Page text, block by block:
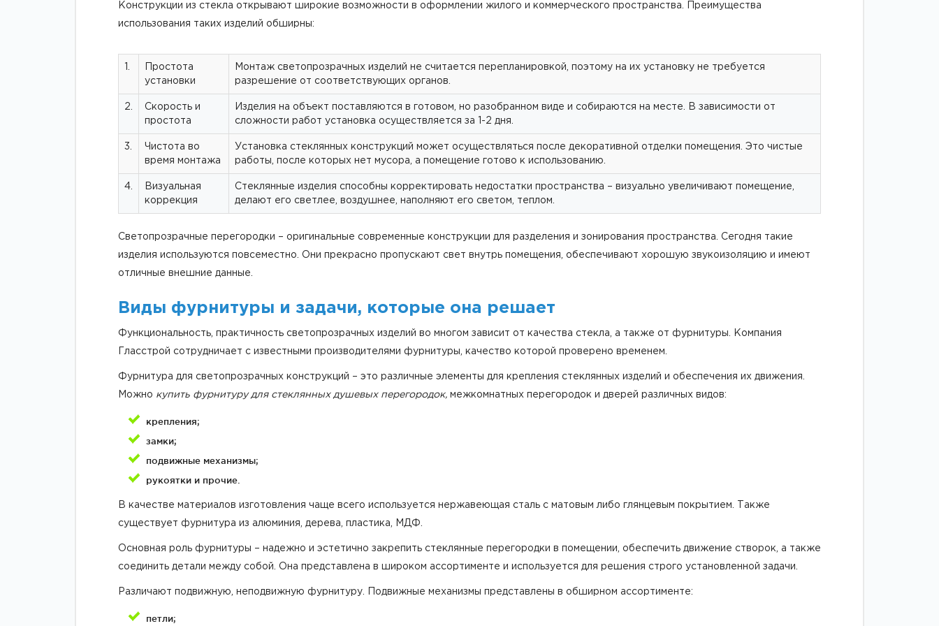
Конструкции из стекла открывают широкие возможности в оформлении жилого и коммерческого пространства. Преимущества
использования таких изделий обширны:
Простота
установки
Монтаж светопрозрачных изделий не считается перепланировкой, поэтому на их установку не требуется
разрешение от соответствующих органов.
2.
Скорость и
простота
Изделия на объект поставляются в готовом, но разобранном виде и собираются на месте. В зависимости от
сложности работ установка осуществляется за 1-2 дня.
3.
Чистота во
время монтажа
Установка стеклянных конструкций может осуществляться после декоративной отделки помещения. Это чистые
работы, после которых нет мусора, а помещение готово к использованию.
4.
Визуальная
коррекция
Стеклянные изделия способны корректировать недостатки пространства – визуально увеличивают помещение,
делают его светлее, воздушнее, наполняют его светом, теплом.
Светопрозрачные перегородки – оригинальные современные конструкции для разделения и зонирования пространства. Сегодня такие
изделия используются повсеместно. Они прекрасно пропускают свет внутрь помещения, обеспечивают хорошую звукоизоляцию и имеют
отличные внешние данные.
Виды фурнитуры и задачи, которые она решает
Функциональность, практичность светопрозрачных изделий во многом зависит от качества стекла, а также от фурнитуры. Компания
Гласстрой сотрудничает с известными производителями фурнитуры, качество которой проверено временем.
Фурнитура для светопрозрачных конструкций – это различные элементы для крепления стеклянных изделий и обеспечения их движения.
Можно купить фурнитуру для стеклянных душевых перегородок, межкомнатных перегородок и дверей различных видов:
крепления;
замки;
подвижные механизмы;
рукоятки и прочие.
В качестве материалов изготовления чаще всего используется нержавеющая сталь с матовым либо глянцевым покрытием. Также
существует фурнитура из алюминия, дерева, пластика, МДФ.
Основная роль фурнитуры – надежно и эстетично закрепить стеклянные перегородки в помещении, обеспечить движение створок, а также
соединить детали между собой. Она представлена в широком ассортименте и используется для решения строго установленной задачи.
Различают подвижную, неподвижную фурнитуру. Подвижные механизмы представлены в обширном ассортименте:
петли;